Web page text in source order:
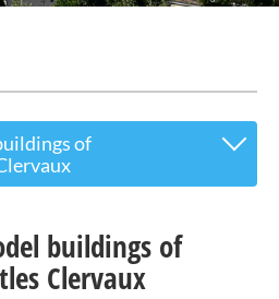
of
buildings of
Clervaux